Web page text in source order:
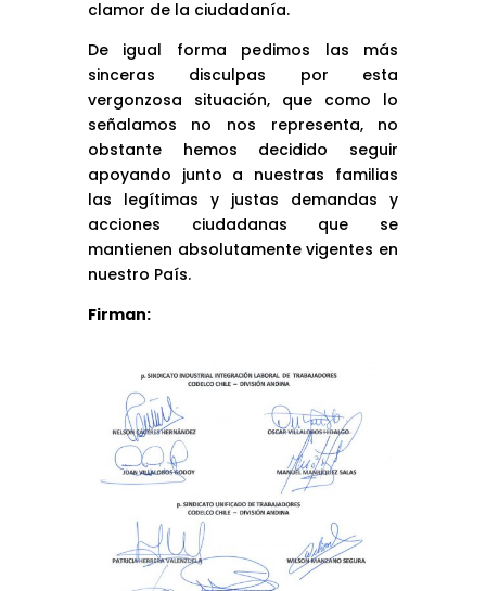
clamor de la ciudadanía.
De igual forma pedimos las más
sinceras disculpas por esta
vergonzosa situación, que como lo
señalamos no nos representa, no
obstante hemos decidido seguir
apoyando junto a nuestras familias
las legítimas y justas demandas y
acciones ciudadanas que se
mantienen absolutamente vigentes en
nuestro País.
Firman: